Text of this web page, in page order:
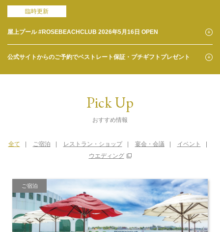
臨時更新
屋上プール #ROSEBEACHCLUB 2026年5月16日 OPEN
公式サイトからのご予約でベストレート保証・プチギフトプレゼント
Pick Up
おすすめ情報
全て ご宿泊 レストラン・ショップ 宴会・会議
イベント
ウエディング
ご宿泊